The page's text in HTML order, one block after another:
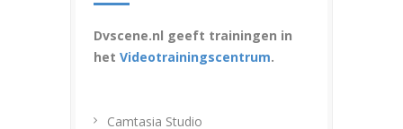
Dvscene.nl geeft trainingen in
het Videotrainingscentrum.
Camtasia Studio